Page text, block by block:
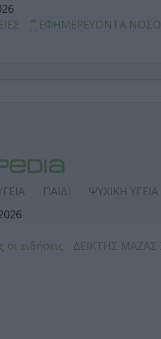
ΕΦΗΜΕΡΕΥΟΝΤΑ
ΠΑΙΔΙ ΨΥΧΙΚΗ ΥΓΕΙΑ
οι ειδήσεις ΔΕΙΚΤΗΣ